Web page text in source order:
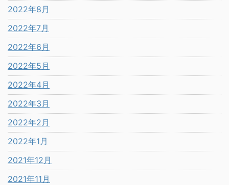
2022年8月
2022年7月
2022年6月
2022年5月
2022年4月
2022年3月
2022年2月
2022年1月
2021年12月
2021年11月